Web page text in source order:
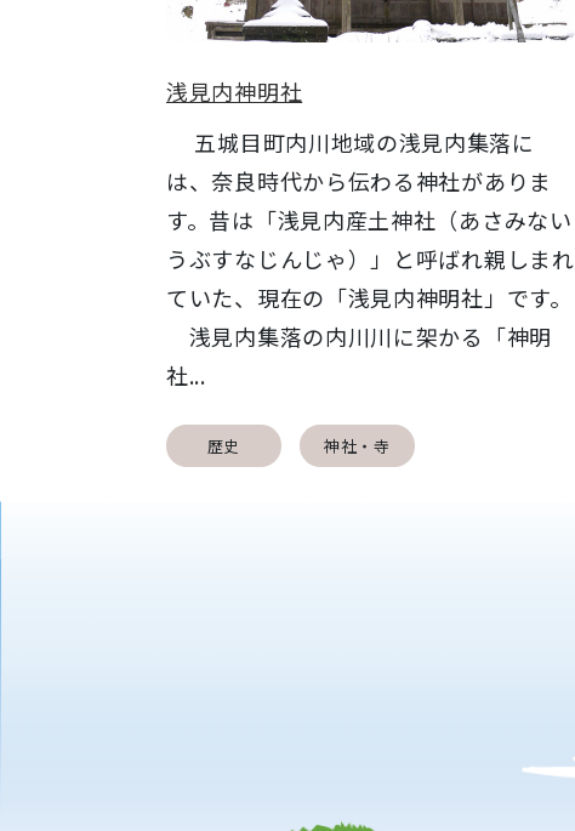
浅見内神明社
五城目町内川地域の浅見内集落に
は、奈良時代から伝わる神社がありま
す。昔は「浅見内産土神社（あさみない
うぶすなじんじゃ）」と呼ばれ親しまれ
ていた、現在の「浅見内神明社」です。
浅見内集落の内川川に架かる「神明
社...
歴史 神社・寺